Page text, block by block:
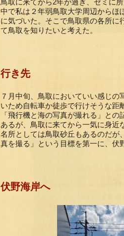
鳥取に来てから2年が過ぎ、ゼミに
中で私は２年弱鳥取大学周辺からほ
に気づいた。そこで鳥取県の各所に
て鳥取を知りたいと考えた。
行き先
７月中旬、鳥取においていい感じ
いため自転車か徒歩で行けそうな距
「飛行機と海の写真が撮れる」と
あるが、鳥取に来てから一気に身
名所としては鳥取砂丘もあるのだが
真を撮る」という目標を第一に、伏
伏野海岸へ